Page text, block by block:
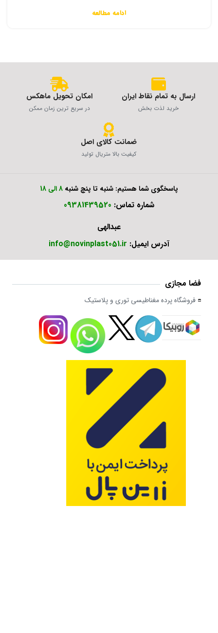
ادامه مطالعه
ارسال به تمام نقاط ایران
خرید لذت بخش
امکان تحویل ماهکس
در سریع ترین زمان ممکن
ضمانت کالای اصل
کیفیت بالا متریال تولید
پاسخگوی شما هستیم: شنبه تا پنچ شنبه 8 الی 18
شماره تماس: 09381439520
عبدالهی
آدرس ایمیل: info@novinplast051.ir
فضا مجازی
فروشگاه پرده مغناطیسی توری و پلاستیک